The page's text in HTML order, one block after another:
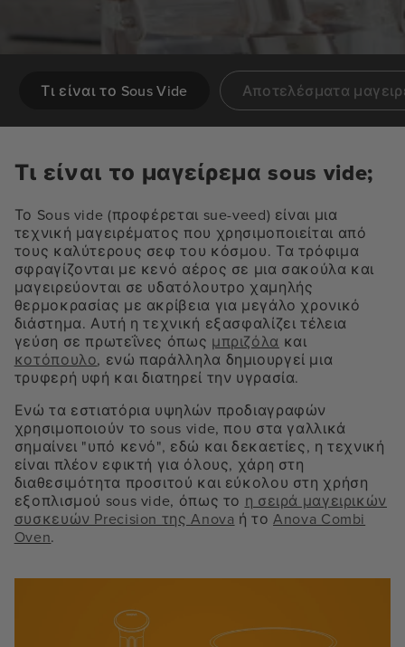
Τι είναι το Sous Vide Αποτελέσματα
Τι είναι το μαγείρεμα sous vide;
Το Sous vide (προφέρεται sue-veed) είναι μια
τεχνική μαγειρέματος που χρησιμοποιείται από
τους καλύτερους σεφ του κόσμου. Τα τρόφιμα
σφραγίζονται με κενό αέρος σε μια σακούλα και
μαγειρεύονται σε υδατόλουτρο χαμηλής
θερμοκρασίας με ακρίβεια για μεγάλο χρονικό
διάστημα. Αυτή η τεχνική εξασφαλίζει τέλεια
γεύση σε πρωτεΐνες όπως μπριζόλα και
κοτόπουλο, ενώ παράλληλα δημιουργεί μια
τρυφερή υφή και διατηρεί την υγρασία.
Ενώ τα εστιατόρια υψηλών προδιαγραφών
χρησιμοποιούν το sous vide, που στα γαλλικά
σημαίνει "υπό κενό", εδώ και δεκαετίες, η τεχνική
είναι πλέον εφικτή για όλους, χάρη στη
διαθεσιμότητα προσιτού και εύκολου στη χρήση
εξοπλισμού sous vide, όπως το η σειρά μαγειρικών
συσκευών Precision της Anova ή τοAnova Combi
Oven.